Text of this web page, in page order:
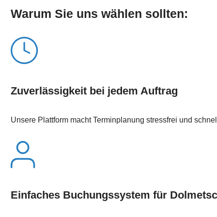
Warum Sie uns wählen sollten:
Zuverlässigkeit bei jedem Auftrag
Unsere Plattform macht Terminplanung stressfrei und
Einfaches Buchungssystem für